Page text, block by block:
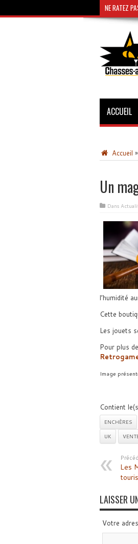
NE RATEZ
ACCUEIL
Accueil »
Un
Dans
l’humidité
Cette
Les jouets
Pour plus
Image
Contient
ENCHÈRES
UK
Les
LAISSER
Votre